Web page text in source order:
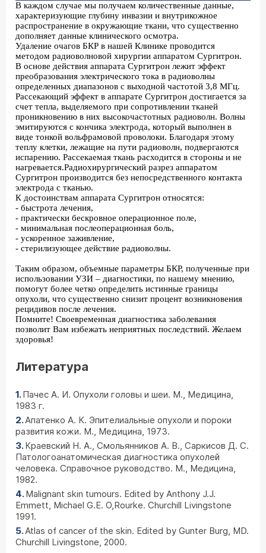
В каждом случае мы получаем количественные данные,
характеризующие глубину инвазии и внутрикожное
распространение в окружающие ткани, что существенно
дополняет данные клинического осмотра.
Удаление очагов БКР в нашей Клинике проводится
методом радиоволновой хирургии аппаратом Сургитрон.
В основе действия аппарата Сургитрон лежит эффект
преобразования электрического тока в радиоволны
определенных диапазонов с выходной частотой 3,8 МГц.
Рассекающий эффект в аппарате Сургитрон достигается за
счет тепла, выделяемого при сопротивлении тканей
проникновению в них высокочастотных радиоволн. Волны
эмитируются с кончика электрода, который выполнен в
виде тонкой вольфрамовой проволоки. Благодаря этому
теплу клетки, лежащие на пути радиоволн, подвергаются
испарению. Рассекаемая ткань расходится в стороны и не
нагревается.Радиохирургический разрез аппаратом
Сургитрон производится без непосредственного контакта
электрода с тканью.
К достоинствам аппарата Сургитрон относятся:
- быстрота лечения,
- практически бескровное операционное поле,
- минимальная послеоперационная боль,
- ускоренное заживление,
- стерилизующее действие радиоволны.
Таким образом, объемные параметры БКР, полученные при
использовании УЗИ – диагностики, по нашему мнению,
помогут более четко определить истинные границы
опухоли, что существенно снизит процент возникновения
рецидивов после лечения.
Помните! Своевременная диагностика заболевания
позволит Вам избежать неприятных последствий. Желаем
здоровья!
Литература
Пачес А. И. Опухоли головы и шеи. М., Медицина,
1983 г.
Апатенко А. К. Эпителиальные опухоли и пороки
развития кожи. М., Медицина, 1973.
Краевский Н. А., Смольянников А. В., Саркисов Д. С.
Патологоанатомическая диагностика опухолей
человека. Справочное руководство. М., Медицина,
1982.
Malignant skin tumours. Edited by Anthony J.J.
Emmett, Michael G.E. O,Rourke. Churchill Livingstone
1991.
Atlas of cancer of the skin. Edited by Gunter Burg, MD.
Churchill Livingstone, 2000.